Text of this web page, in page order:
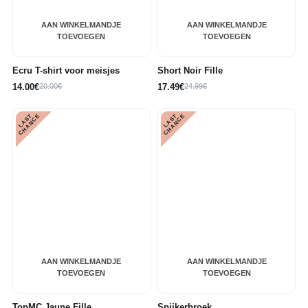
AAN WINKELMANDJE
TOEVOEGEN
Ecru T-shirt voor meisjes
14.00€20.00€
AAN WINKELMANDJE
TOEVOEGEN
Short Noir Fille
17.49€24.99€
AAN WINKELMANDJE
TOEVOEGEN
L
A
S
T
C
H
A
N
C
E
AAN WINKELMANDJE
TOEVOEGEN
L
A
S
T
C
H
A
N
C
E